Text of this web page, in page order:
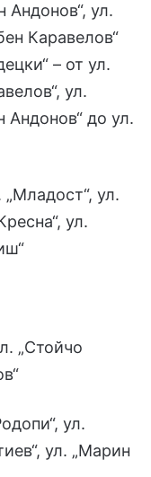
Андонов“, ул.
Каравелов“
– от ул.
ул.
Андонов“ до ул.
„Младост“, ул.
ул.
„Стойчо
ул.
ул. „Марин